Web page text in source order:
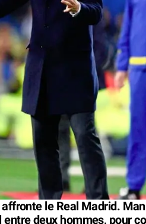
le Real Madrid.
deux hommes, pour